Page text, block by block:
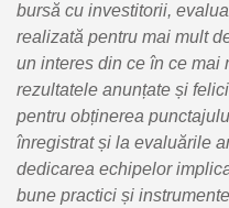
bursă cu investitorii,
realizată pentru mai mult
un interes din ce în ce mai
rezultatele anunțate și
pentru obținerea
înregistrat și la evaluările
dedicarea echipelor
bune practici și